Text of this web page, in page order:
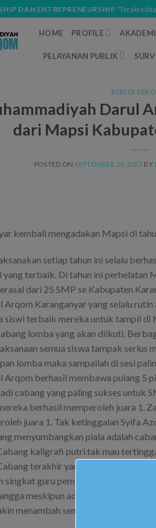
DAN ENTREPRENEURSHIP
HOME PROFILE
PELAYANAN PUBLIK
BERITA
Darul
dari Mapsi
POSTED ON SEPTEMBER 26, 2023 BY
kembali mengadakan Mapsi di
setiap tahun ini selalu
terbaik. Di tahun ini perhelatan
dari 25 SMP se Kabupaten
Arqom Karanganyar yang selalu
siswi terbaik mereka untuk tampil
lomba yang akan diikuti.
semua siswa tampak
lomba maka sampailah di sesi
Arqom berhasil membawa pulang 5
cabang yang paling sukses untuk
berhasil memperoleh juara 1.
juara 1. Tak ketinggalan Syifa
menyumbangkan piala adalah
kaligrafi putri tak mau
terakhir yang memberikan
singkat guru pembimbing mengaku
meskipun ada beberapa
menambah semangat anak anak